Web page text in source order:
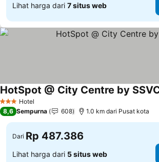
Lihat harga dari 7 situs web
3 BintangHotel
HotSpot @ City Centre by
8,6 Sempurna 608 1.0 km dari Pusat kota
Dari Rp 487.386
Lihat harga dari 5 situs web